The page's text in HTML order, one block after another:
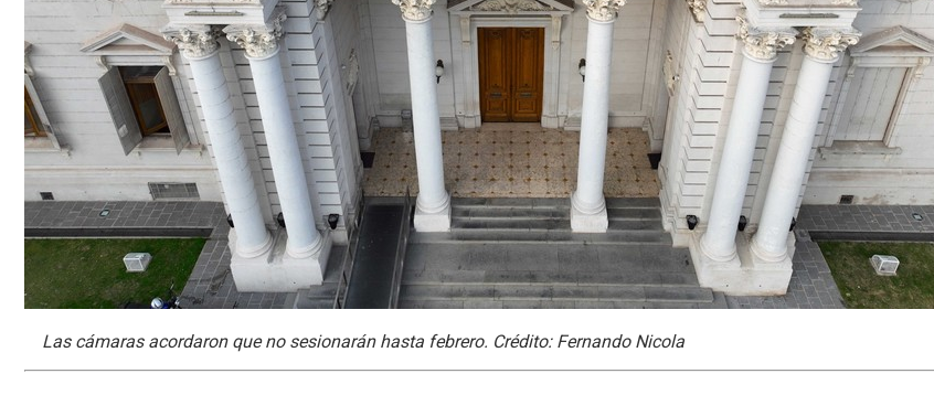
Las cámaras acordaron que no sesionarán hasta febrero. Crédito: Fernando Nicola